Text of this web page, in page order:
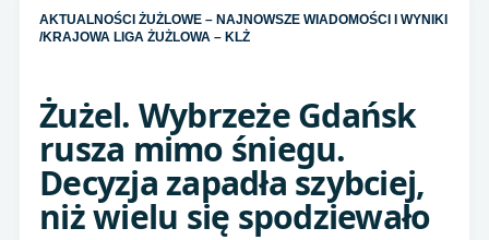
AKTUALNOŚCI ŻUŻLOWE – NAJNOWSZE WIADOMOŚCI I WYNIKI
/KRAJOWA LIGA ŻUŻLOWA – KLŻ
Żużel. Wybrzeże Gdańsk
rusza mimo śniegu.
Decyzja zapadła szybciej,
niż wielu się spodziewało